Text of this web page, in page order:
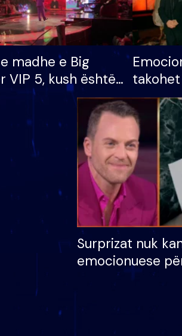
madhe e Big
VIP 5, kush është
i parë që lë shtëpinë
mundësinë për
çmimin e madh
vajzën
apo jo?
Surprizat nuk
emocionuese
nëna dhe